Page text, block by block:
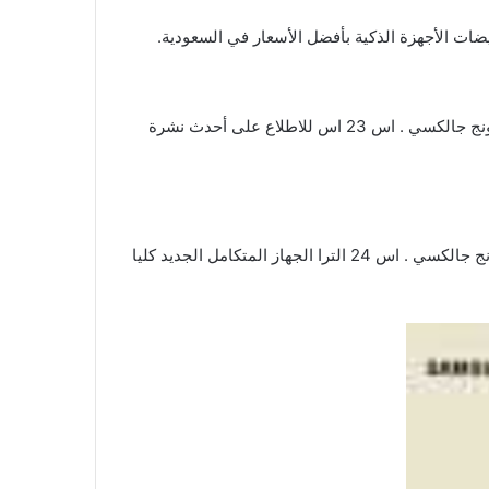
وأيضا كذلك جوال سامسونج جالكسي . اس 23 . وأيضا كذلك جوال سامسونج جالكسي . اس 23 الترا . وأيضا كذلك جوال سامسونج جالكسي . اس 23 اس للاطلاع على أحدث نشرة
وأيضا كذلك جوال سامسونج جالكسي . اس 24 . وأيضا كذلك جوال سامسونج جالكسي . اس 24 اس . وأيضا كذلك جوال سامسونج جالكسي . اس 24 الترا الجهاز المتكامل الجديد كليا